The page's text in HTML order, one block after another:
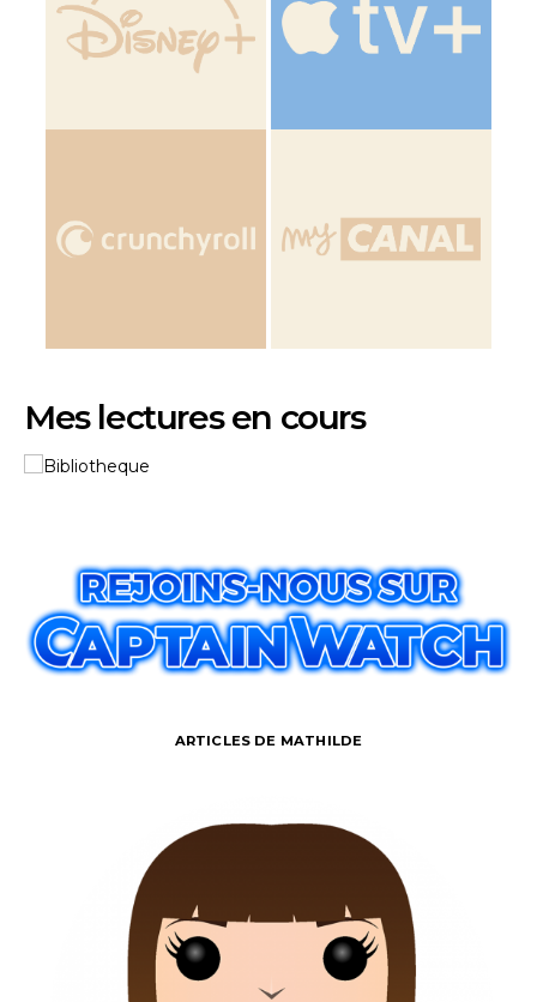
Mes lectures en cours
ARTICLES DE MATHILDE